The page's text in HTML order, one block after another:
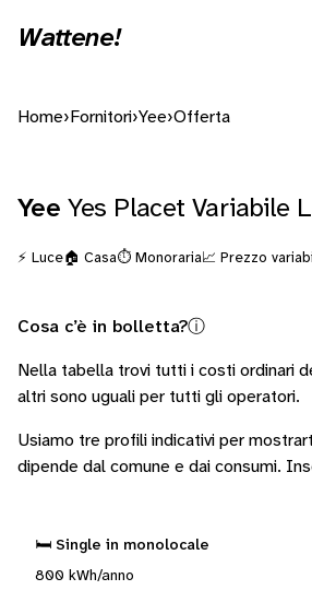
Wattene!
Home› Fornitori›Yee›Offerta
Yee Yes Placet Variabile
⚡ Luce🏠 Casa⏱️ Monoraria📈 Prezzo
Cosa c’è in bolletta?ⓘ
Nella tabella trovi tutti i costi ordinari
altri sono uguali per tutti gli operatori.
Usiamo tre profili indicativi per
dipende dal comune e dai consumi.
🛏️ Single in monolocale
800 kWh/anno